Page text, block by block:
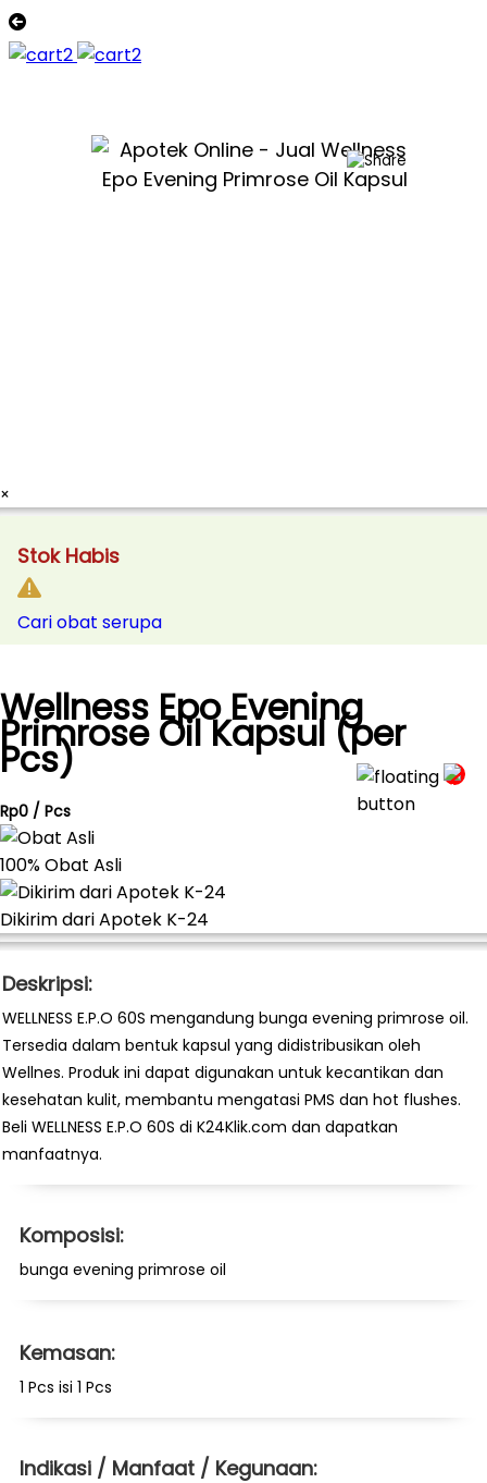
×
Stok Habis
Cari obat serupa
Wellness Epo Evening
Primrose Oil Kapsul (per
Pcs)
Rp0 / Pcs
100% Obat Asli
Dikirim dari Apotek K-24
Deskripsi:
WELLNESS E.P.O 60S mengandung bunga evening primrose oil.
Tersedia dalam bentuk kapsul yang didistribusikan oleh
Wellnes. Produk ini dapat digunakan untuk kecantikan dan
kesehatan kulit, membantu mengatasi PMS dan hot flushes.
Beli WELLNESS E.P.O 60S di K24Klik.com dan dapatkan
manfaatnya.
Komposisi:
bunga evening primrose oil
Kemasan:
1 Pcs isi 1 Pcs
Indikasi / Manfaat / Kegunaan: